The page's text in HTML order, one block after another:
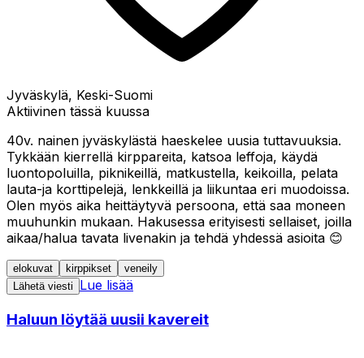
Jyväskylä, Keski-Suomi
Aktiivinen tässä kuussa
40v. nainen jyväskylästä haeskelee uusia tuttavuuksia.
Tykkään kierrellä kirppareita, katsoa leffoja, käydä
luontopoluilla, piknikeillä, matkustella, keikoilla, pelata
lauta-ja korttipelejä, lenkkeillä ja liikuntaa eri muodoissa.
Olen myös aika heittäytyvä persoona, että saa moneen
muuhunkin mukaan. Hakusessa erityisesti sellaiset, joilla
aikaa/halua tavata livenakin ja tehdä yhdessä asioita 😊
elokuvat kirppikset
veneily
Lähetä viesti
Lue lisää
Haluun löytää uusii kavereit